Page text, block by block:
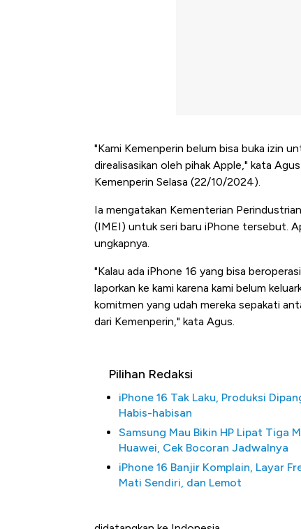
"Kami Kemenperin belum bisa buka izin
direalisasikan oleh pihak Apple," kata
Kemenperin Selasa (22/10/2024).
Ia mengatakan Kementerian
(IMEI) untuk seri baru iPhone tersebut.
ungkapnya.
"Kalau ada iPhone 16 yang bisa
laporkan ke kami karena kami belum
komitmen yang udah mereka sepakati
dari Kemenperin," kata Agus.
Pilihan Redaksi
iPhone 16 Tak Laku, Produksi
Habis-habisan
Samsung Mau Bikin HP Lipat Tiga
Huawei, Cek Bocoran Jadwalnya
iPhone 16 Banjir Komplain, Layar
Mati Sendiri, dan Lemot
Ini Kekuatan Uang Embraer